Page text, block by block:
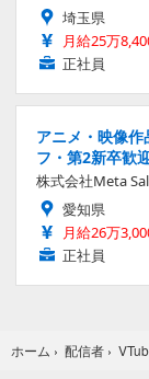
埼玉県
月給25万
正社員
アニメ・映像
フ・第2新卒歓
株式会社Meta
愛知県
月給26万
正社員
ホーム › 配信者 ›